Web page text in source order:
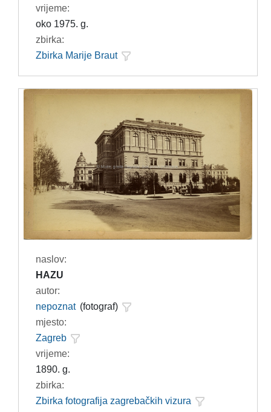
vrijeme:
oko 1975. g.
zbirka:
Zbirka Marije Braut
naslov:
HAZU
autor:
nepoznat (fotograf)
mjesto:
Zagreb
vrijeme:
1890. g.
zbirka:
Zbirka fotografija zagrebačkih vizura